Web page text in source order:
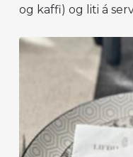
og kaffi) og liti á